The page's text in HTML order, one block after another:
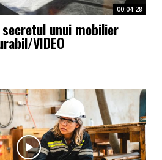
00:04:28
unui mobilier
VIDEO